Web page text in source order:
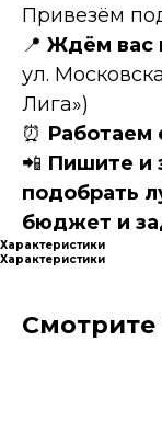
Привезём
📍 Ждём вас
ул.
Лига»)
⏰ Работаем
📲 Пишите и
подобрать
бюджет и
Характеристики
Характеристики
Смотрите